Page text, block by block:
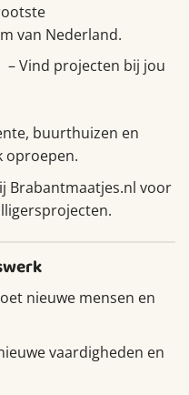
van Nederland.
– Vind projecten bij jou
buurthuizen en
oproepen.
Brabantmaatjes.nl voor
nieuwe mensen en
vaardigheden en